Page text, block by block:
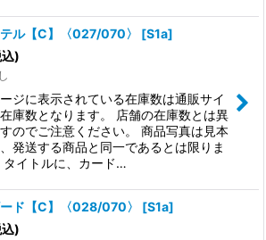
ル【C】〈027/070〉 [S1a]
)
ジに表示されている在庫数は通販サイ
在庫数となります。 店舗の在庫数とは異
のでご注意ください。 商品写真は見本
発送する商品と同一であるとは限りま
タイトルに、カード…
ド【C】〈028/070〉 [S1a]
)